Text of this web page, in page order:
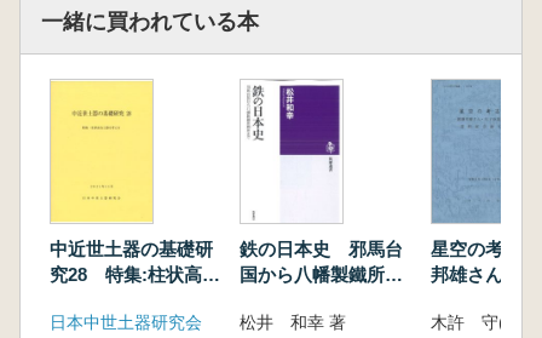
一緒に買われている本
中近世土器の基礎研
究28 特集:柱状高台
日本中世土器研究会
鉄の日本史 邪馬台
国から八幡製鐵所開
松井 和幸 著
星空の考古
邦雄さん・
集
木許 守(代表